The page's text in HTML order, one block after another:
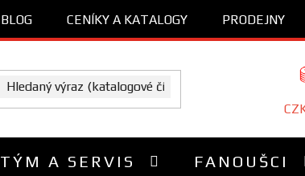
BLOG CENÍKY A KATALOGY PRODEJNY
TÝM A SERVIS FANOUŠCI